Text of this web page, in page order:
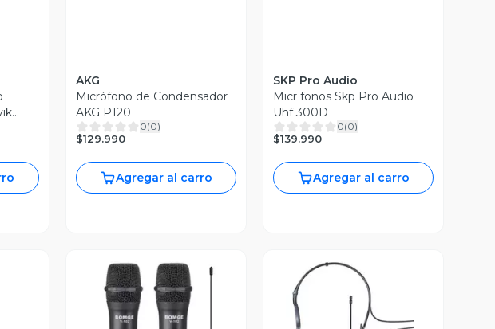
AKG
Micrófono de Condensador
AKG P120
0(0)
$129.990
Agregar al carro
SKP Pro Audio
Micr fonos Skp Pro Audio
Uhf 300D
0(0)
$139.990
Agregar al carro